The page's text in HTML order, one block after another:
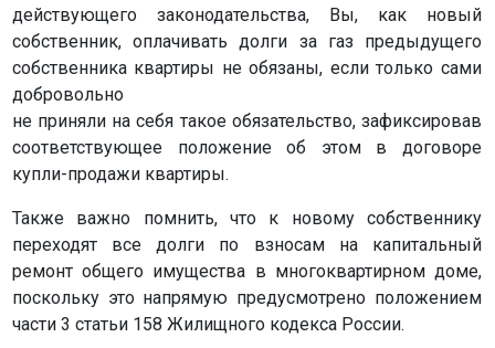
действующего законодательства, Вы, как новый
собственник, оплачивать долги за газ преды­дущего
собственника квартиры не обязаны, если только сами
добровольно
не приняли на себя такое обязательство, зафиксировав
соответствующее положение об этом в договоре
купли-продажи квартиры.
Также важно помнить, что к новому собственнику
переходят все долги по взносам на капиталь­ный
ремонт общего имущества в многоквартирном доме,
поскольку это напрямую предусмотрено положением
части 3 статьи 158 Жилищного кодекса России.